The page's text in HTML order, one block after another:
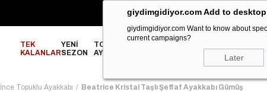
giydimgidiyor.com Add to
giydimgidiyor.com Want to know about
current campaigns?
Later
2000₺ ve Üzeri Alışverişlerinizde
TEK
KALANLAR
YENİ
SEZON
TOPUKLU
AYAKKABI
TERLİKSANDALET
İnce Topuklu Ayakkabı Beatrice Kristal Taşlı Şeffaf Ayakkabı Gümüş